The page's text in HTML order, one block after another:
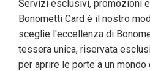
Servizi esclusivi, promozioni
Bonometti Card è il nostro
sceglie l'eccellenza di
tessera unica, riservata
per aprire le porte a un